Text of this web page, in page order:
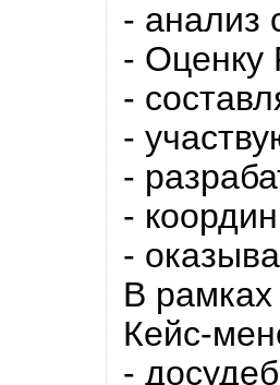
- анализ
- Оценку
-
-
-
-
-
В
Кейс-
-